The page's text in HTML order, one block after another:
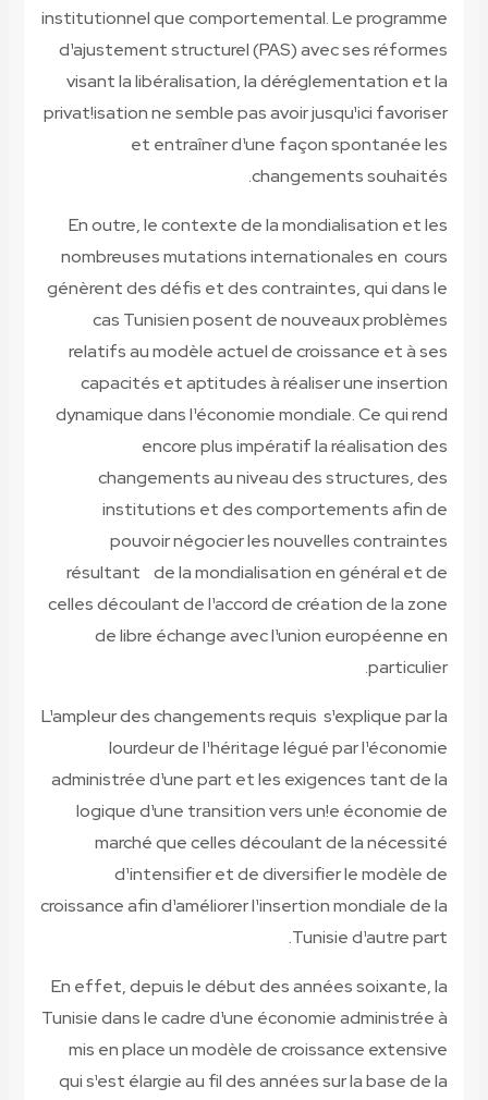
institutionnel que comportemental. Le programme
d¹ajustement structurel (PAS) avec ses réformes
visant la libéralisation, la déréglementation et la
privat!isation ne semble pas avoir jusqu¹ici favoriser
et entraîner d¹une façon spontanée les
changements souhaités.
En outre, le contexte de la mondialisation et les
nombreuses mutations internationales en cours
génèrent des défis et des contraintes, qui dans le
cas Tunisien posent de nouveaux problèmes
relatifs au modèle actuel de croissance et à ses
capacités et aptitudes à réaliser une insertion
dynamique dans l¹économie mondiale. Ce qui rend
encore plus impératif la réalisation des
changements au niveau des structures, des
institutions et des comportements afin de
pouvoir négocier les nouvelles contraintes
résultant de la mondialisation en général et de
celles découlant de l¹accord de création de la zone
de libre échange avec l¹union européenne en
particulier.
L¹ampleur des changements requis s¹explique par la
lourdeur de l¹héritage légué par l¹économie
administrée d¹une part et les exigences tant de la
logique d¹une transition vers un!e économie de
marché que celles découlant de la nécessité
d¹intensifier et de diversifier le modèle de
croissance afin d¹améliorer l¹insertion mondiale de la
Tunisie d¹autre part.
En effet, depuis le début des années soixante, la
Tunisie dans le cadre d¹une économie administrée à
mis en place un modèle de croissance extensive
qui s¹est élargie au fil des années sur la base de la